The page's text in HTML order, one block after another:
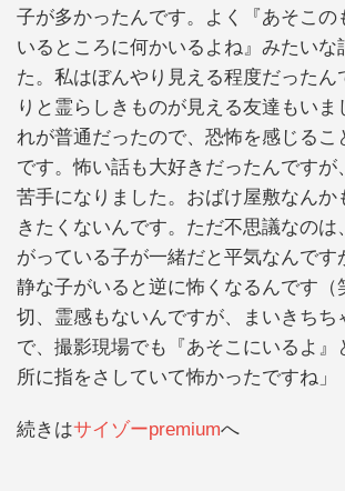
子が多かったんです。よく『あそこの
いるところに何かいるよね』みたいな
た。私はぼんやり見える程度だったん
りと霊らしきものが見える友達もいま
れが普通だったので、恐怖を感じるこ
です。怖い話も大好きだったんですが
苦手になりました。おばけ屋敷なんか
きたくないんです。ただ不思議なのは
がっている子が一緒だと平気なんです
静な子がいると逆に怖くなるんです（
切、霊感もないんですが、まいきちち
で、撮影現場でも『あそこにいるよ』
所に指をさしていて怖かったですね」
続きはサイゾーpremiumへ